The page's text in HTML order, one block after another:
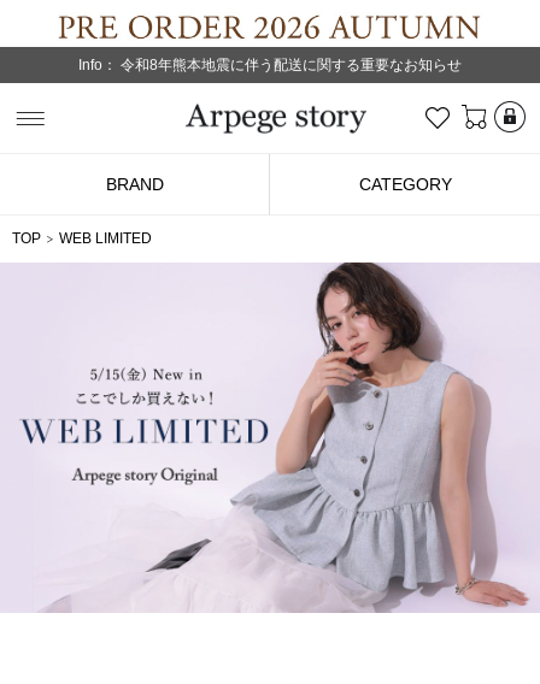
Info： 令和8年熊本地震に伴う配送に関する重要なお知らせ
お気に入り
BRAND CATEGORY
TOP WEB LIMITED